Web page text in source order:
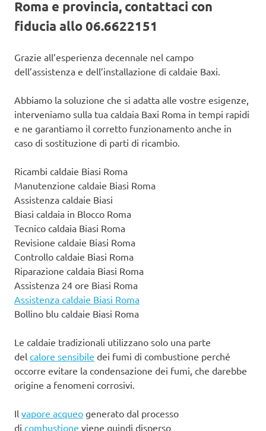
Roma e provincia, contattaci con
fiducia allo 06.6622151
Grazie all’esperienza decennale nel campo
dell’assistenza e dell’installazione di caldaie Baxi.
Abbiamo la soluzione che si adatta alle vostre esigenze,
interveniamo sulla tua caldaia Baxi Roma in tempi rapidi
e ne garantiamo il corretto funzionamento anche in
caso di sostituzione di parti di ricambio.
Ricambi caldaie Biasi Roma
Manutenzione caldaie Biasi Roma
Assistenza caldaie Biasi
Biasi caldaia in Blocco Roma
Tecnico caldaia Biasi Roma
Revisione caldaie Biasi Roma
Controllo caldaie Biasi Roma
Riparazione caldaia Biasi Roma
Assistenza 24 ore Biasi Roma
Assistenza caldaie Biasi Roma
Bollino blu caldaie Biasi Roma
Le caldaie tradizionali utilizzano solo una parte
del calore sensibile dei fumi di combustione perché
occorre evitare la condensazione dei fumi, che darebbe
origine a fenomeni corrosivi.
Il vapore acqueo generato dal processo
di combustione viene quindi disperso